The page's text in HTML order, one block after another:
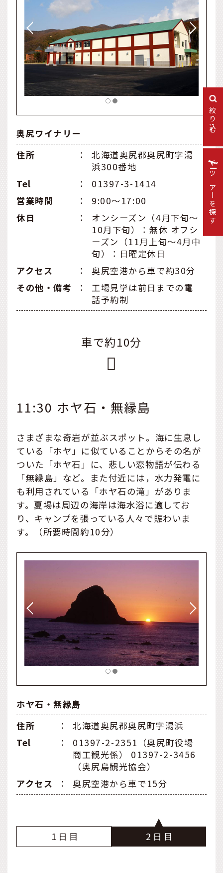
絞り込む
奥尻ワイナリー
住所
：
北海道奥尻郡奥尻町字湯
浜300番地
Tel
：
01397-3-1414
営業時間
：
9:00〜17:00
休日
：
オンシーズン（4月下旬～
10月下旬）：無休 オフシ
ーズン（11月上旬～4月中
旬）：日曜定休日
アクセス
：
奥尻空港から車で約30分
その他・備考
：
工場見学は前日までの電
話予約制
車で約10分
11:30 ホヤ石・無縁島
さまざまな奇岩が並ぶスポット。海に生息し
ている「ホヤ」に似ていることからその名が
ついた「ホヤ石」に、悲しい恋物語が伝わる
「無縁島」など。また付近には，水力発電に
も利用されている「ホヤ石の滝」がありま
す。夏場は周辺の海岸は海水浴に適してお
り、キャンプを張っている人々で賑わいま
す。（所要時間約10分）
ホヤ石・無縁島
住所
：
北海道奥尻郡奥尻町字湯浜
Tel
：
01397-2-2351（奥尻町役場
商工観光係） 01397-2-3456
（奥尻島観光協会）
アクセス
： 奥尻空港から車で15分
1 2
ツアーを探す